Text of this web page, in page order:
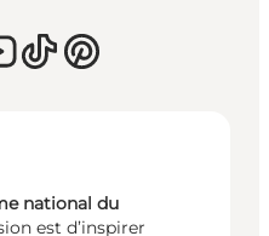
national du
est d’inspirer